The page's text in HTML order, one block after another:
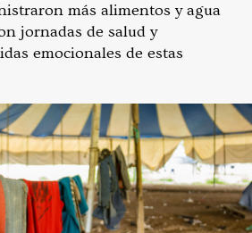
más alimentos y agua
jornadas de salud y
emocionales de estas